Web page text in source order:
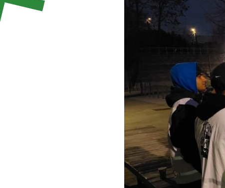
the
access
the
carousel
buttons